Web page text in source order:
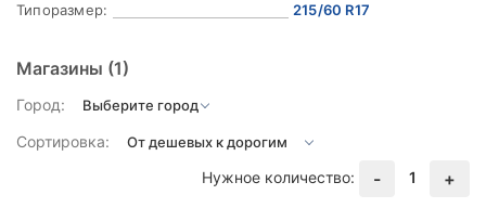
Типоразмер:
215/60 R17
Магазины (1)
Город:
Сортировка:
Нужное количество:
- 1 +